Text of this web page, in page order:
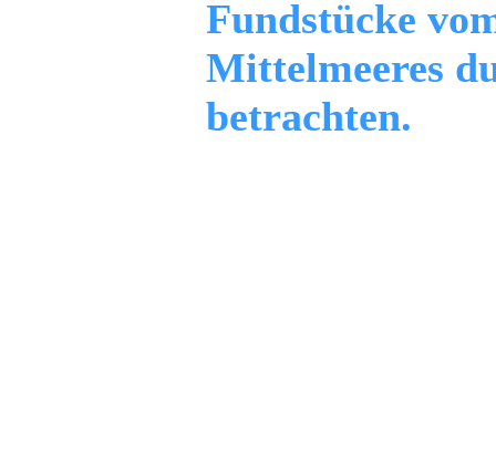
Fundstücke
Mittelmeeres
betrachten.